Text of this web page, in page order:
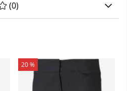
0 AV 5 ANTAL BETYG 0
(0)
20 %